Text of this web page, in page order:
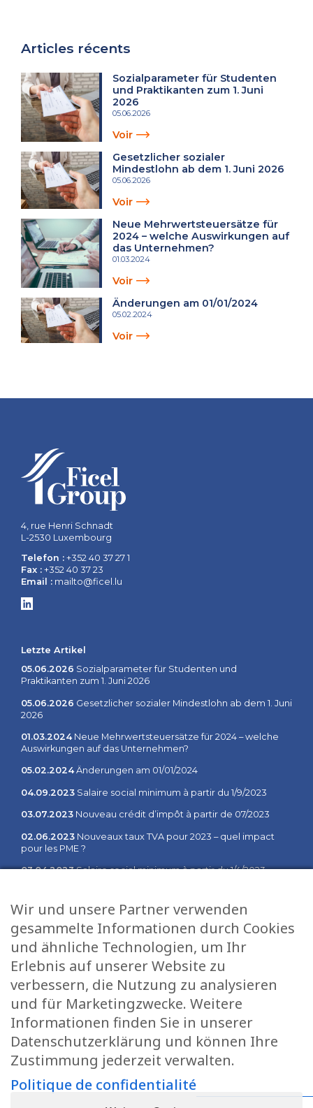
Articles récents
Sozialparameter für Studenten
und Praktikanten zum 1. Juni
2026
05.06.2026
Voir
Gesetzlicher sozialer
Mindestlohn ab dem 1. Juni 2026
05.06.2026
Voir
Neue Mehrwertsteuersätze für
2024 – welche Auswirkungen auf
das Unternehmen?
01.03.2024
Voir
Änderungen am 01/01/2024
05.02.2024
Voir
4, rue Henri Schnadt
L-2530 Luxembourg
Telefon : +352 40 37 27 1
Fax :+352 40 37 23
Email : mailto@ficel.lu
Letzte Artikel
05.06.2026 Sozialparameter für Studenten und
Praktikanten zum 1. Juni 2026
05.06.2026 Gesetzlicher sozialer Mindestlohn ab dem 1. Juni
2026
01.03.2024Neue Mehrwertsteuersätze für 2024 – welche
Auswirkungen auf das Unternehmen?
05.02.2024Änderungen am 01/01/2024
04.09.2023Salaire social minimum à partir du 1/9/2023
03.07.2023Nouveau crédit d’impôt à partir de 07/2023
02.06.2023Nouveaux taux TVA pour 2023 – quel impact
pour les PME ?
03.04.2023Salaire social minimum à partir du 1/4/2023
03.01.2023Communiqué des changements à partir du 1er
janvier 2023
Sitemap
Home
Stellenangebote
Aktuelles
Kontakt
Dienstleistungen
Fiduciaire
Informatique
Gestion
Tax services
Wir und unsere Partner verwenden
gesammelte Informationen durch Cookies
und ähnliche Technologien, um Ihr
Erlebnis auf unserer Website zu
verbessern, die Nutzung zu analysieren
und für Marketingzwecke. Weitere
Informationen finden Sie in unserer
Datenschutzerklärung und können Ihre
Zustimmung jederzeit verwalten.
Politique de confidentialité